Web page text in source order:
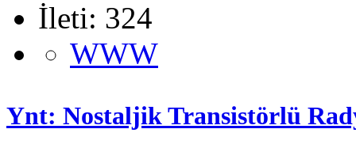
İleti: 324
WWW
Ynt: Nostaljik Transistörlü